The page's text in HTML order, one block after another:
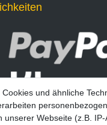
und ähnliche
unserer Webseite (z.B. IP-